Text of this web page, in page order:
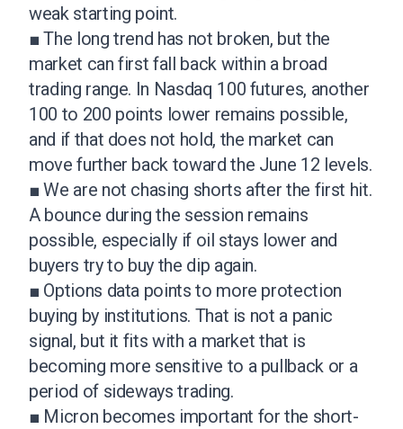
weak starting point.
■ The long trend has not broken, but the
market can first fall back within a broad
trading range. In Nasdaq 100 futures, another
100 to 200 points lower remains possible,
and if that does not hold, the market can
move further back toward the June 12 levels.
■ We are not chasing shorts after the first hit.
A bounce during the session remains
possible, especially if oil stays lower and
buyers try to buy the dip again.
■ Options data points to more protection
buying by institutions. That is not a panic
signal, but it fits with a market that is
becoming more sensitive to a pullback or a
period of sideways trading.
■ Micron becomes important for the short-